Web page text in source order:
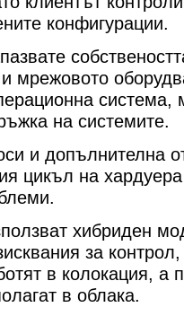
конфигурации.
мрежовото
система,
на системите.
и допълнителна
цикъл на
хибриден
за
в колокация, а
в облака.